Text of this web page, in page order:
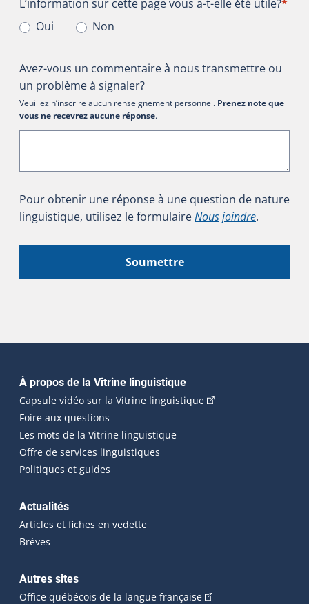
L’information sur cette page vous a-t-elle été utile?*
Oui
Non
Avez-vous un commentaire à nous transmettre ou
un problème à signaler?
Veuillez n’inscrire aucun renseignement personnel. Prenez note que
vous ne recevrez aucune réponse.
Pour obtenir une réponse à une question de nature
linguistique, utilisez le formulaireNous joindre.
Soumettre
Navigation principale
À propos de la Vitrine linguistique
Capsule vidéo sur la Vitrine linguistique(Cet hyperlien
Foire aux questions
Les mots de la Vitrine linguistique
Offre de services linguistiques
Politiques et guides
Actualités
Articles et fiches en vedette
Brèves
Autres sites
Office québécois de la langue française(Cet hyperlien